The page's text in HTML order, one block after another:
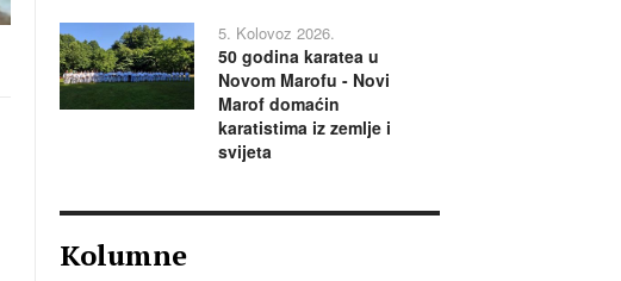
5. Kolovoz 2026.
50 godina karatea u
Novom Marofu - Novi
Marof domaćin
karatistima iz zemlje i
svijeta
Kolumne